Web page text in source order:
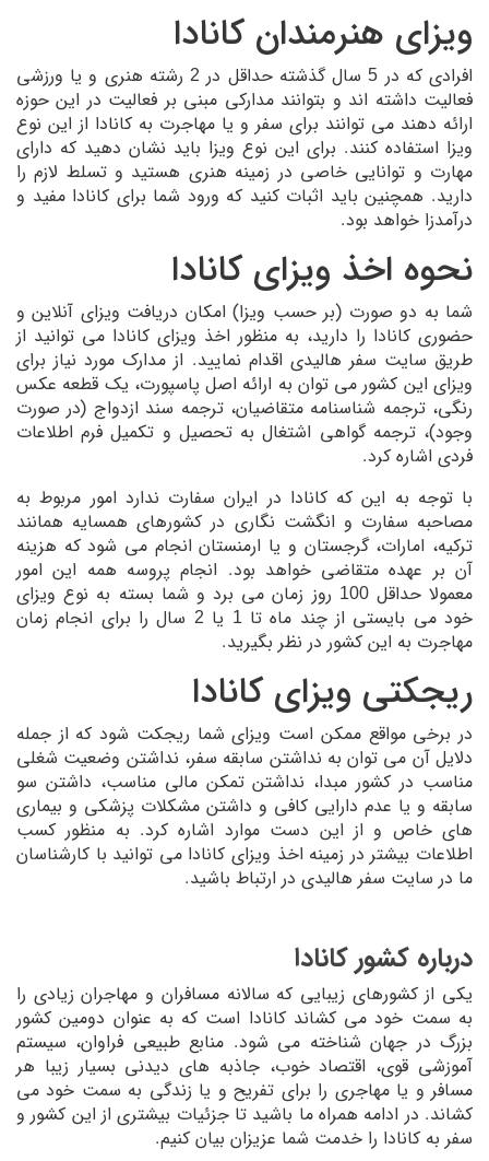
ویزای هنرمندان کانادا
افرادی که در 5 سال گذشته حداقل در 2 رشته هنری و یا ورزشی
فعالیت داشته اند و بتوانند مدارکی مبنی بر فعالیت در این حوزه
ارائه دهند می توانند برای سفر و یا مهاجرت به کانادا از این نوع
ویزا استفاده کنند. برای این نوع ویزا باید نشان دهید که دارای
مهارت و توانایی خاصی در زمینه هنری هستید و تسلط لازم را
دارید. همچنین باید اثبات کنید که ورود شما برای کانادا مفید و
درآمدزا خواهد بود.
نحوه اخذ ویزای کانادا
شما به دو صورت (بر حسب ویزا) امکان دریافت ویزای آنلاین و
حضوری کانادا را دارید، به منظور اخذ ویزای کانادا می توانید از
طریق سایت سفر هالیدی اقدام نمایید. از مدارک مورد نیاز برای
ویزای این کشور می توان به ارائه اصل پاسپورت، یک قطعه عکس
رنگی، ترجمه شناسنامه متقاضیان، ترجمه سند ازدواج (در صورت
وجود)، ترجمه گواهی اشتغال به تحصیل و تکمیل فرم اطلاعات
فردی اشاره کرد.
با توجه به این که کانادا در ایران سفارت ندارد امور مربوط به
مصاحبه سفارت و انگشت نگاری در کشورهای همسایه همانند
ترکیه، امارات، گرجستان و یا ارمنستان انجام می شود که هزینه
آن بر عهده متقاضی خواهد بود. انجام پروسه همه این امور
معمولا حداقل 100 روز زمان می برد و شما بسته به نوع ویزای
خود می بایستی از چند ماه تا 1 یا 2 سال را برای انجام زمان
مهاجرت به این کشور در نظر بگیرید.
ریجکتی ویزای کانادا
در برخی مواقع ممکن است ویزای شما ریجکت شود که از جمله
دلایل آن می توان به نداشتن سابقه سفر، نداشتن وضعیت شغلی
مناسب در کشور مبدا، نداشتن تمکن مالی مناسب، داشتن سو
سابقه و یا عدم دارایی کافی و داشتن مشکلات پزشکی و بیماری
های خاص و از این دست موارد اشاره کرد. به منظور کسب
اطلاعات بیشتر در زمینه اخذ ویزای کانادا می توانید با کارشناسان
ما در سایت سفر هالیدی در ارتباط باشید.
درباره کشور کانادا
یکی از کشورهای زیبایی که سالانه مسافران و مهاجران زیادی را
به سمت خود می کشاند کانادا است که به عنوان دومین کشور
بزرگ در جهان شناخته می شود. منابع طبیعی فراوان، سیستم
آموزشی قوی، اقتصاد خوب، جاذبه های دیدنی بسیار زیبا هر
مسافر و یا مهاجری را برای تفریح و یا زندگی به سمت خود می
کشاند. در ادامه همراه ما باشید تا جزئیات بیشتری از این کشور و
سفر به کانادا را خدمت شما عزیزان بیان کنیم.